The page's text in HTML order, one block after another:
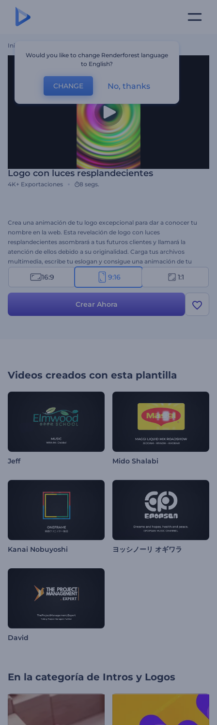
Inicio
Logo con luces resplandecientes
4K+ Exportaciones 8 segs.
Crea una animación de tu logo excepcional para dar a conocer tu
nombre en la web. Esta revelación de logo con luces
resplandecientes asombrará a tus futuros clientes y llamará la
atención de ellos debido a su originalidad. Carga tus archivos
multimedia, escribe tu eslogan y consigue una animación de tu
logo brillante, llamativa y llena de color. Esta plantilla es
perfectamente adecuada para promociones de marca,
canales, promociones de productos y muchos más proyectos
16:9 9:16 1:1
Crear Ahora
Videos creados con esta plantilla
Jeff Mido Shalabi
Kanai Nobuyoshi ヨッシノーリ オギワラ
David
En la categoría de Intros y Logos
Would you like to change Renderforest language
to English?
CHANGE No, thanks